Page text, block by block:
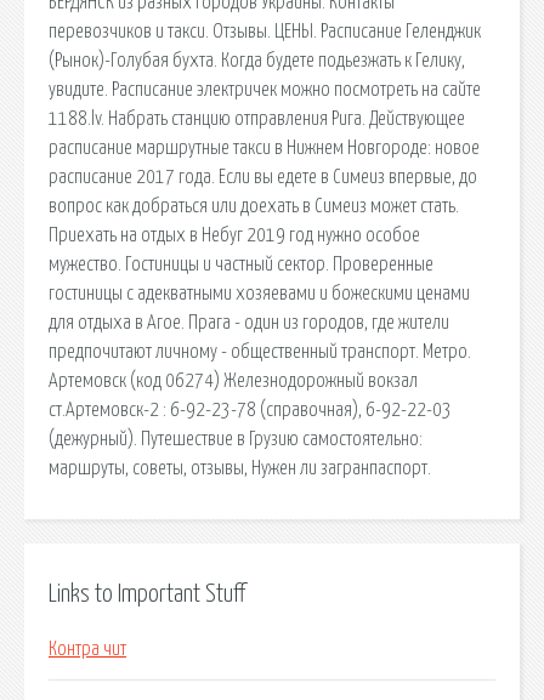
перевозчиков и такси. Отзывы. ЦЕНЫ. Расписание Геленджик
(Рынок)-Голубая бухта. Когда будете подьезжать к Гелику,
увидите. Расписание электричек можно посмотреть на сайте
1188.lv. Набрать станцию отправления Рига. Действующее
расписание маршрутные такси в Нижнем Новгороде: новое
расписание 2017 года. Если вы едете в Симеиз впервые, до
вопрос как добраться или доехать в Симеиз может стать.
Приехать на отдых в Небуг 2019 год нужно особое
мужество. Гостиницы и частный сектор. Проверенные
гостиницы с адекватными хозяевами и божескими ценами
для отдыха в Агое. Прага - один из городов, где жители
предпочитают личному - общественный транспорт. Метро.
Артемовск (код 06274) Железнодорожный вокзал
ст.Артемовск-2 : 6-92-23-78 (справочная), 6-92-22-03
(дежурный). Путешествие в Грузию самостоятельно:
маршруты, советы, отзывы, Нужен ли загранпаспорт.
Links to Important Stuff
Контра чит